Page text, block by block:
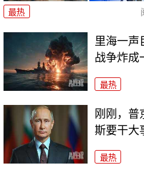
最热
里海一声
战争炸成
最热
刚刚，普
斯要干大
最热